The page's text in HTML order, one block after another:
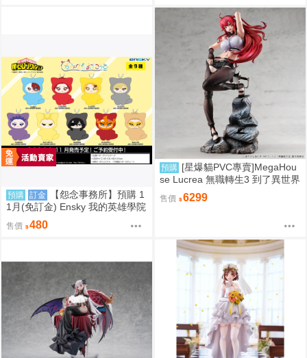
預購 訂金
【怨念事務所】預購 1
1月(免訂金) Ensky 我的英雄學院
Q版動物裝珠鍊布偶吊飾 娃娃 第
2彈 9款分售 0816
售價 480
預購 [星爆貓PVC專賣]MegaHou
se Lucrea 無職轉生3 到了異世界
就拿出真本事 艾莉絲·伯雷亞斯·
格雷拉特 預計2027/06到貨
售價 6299